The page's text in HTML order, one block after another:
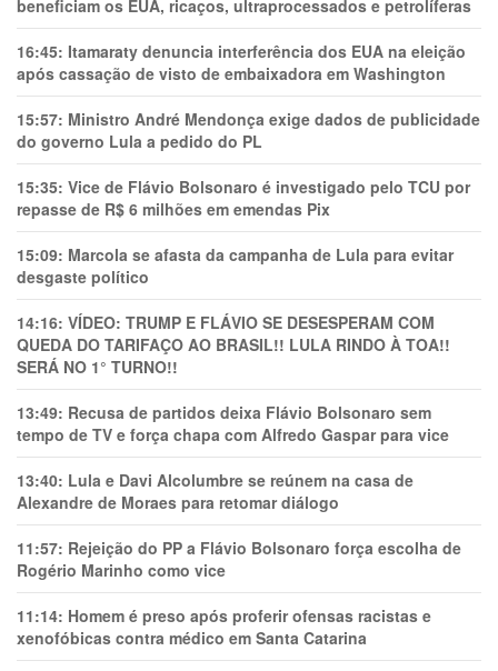
beneficiam os EUA, ricaços, ultraprocessados e petrolíferas
16:45: Itamaraty denuncia interferência dos EUA na eleição
após cassação de visto de embaixadora em Washington
15:57: Ministro André Mendonça exige dados de publicidade
do governo Lula a pedido do PL
15:35: Vice de Flávio Bolsonaro é investigado pelo TCU por
repasse de R$ 6 milhões em emendas Pix
15:09: Marcola se afasta da campanha de Lula para evitar
desgaste político
14:16: VÍDEO: TRUMP E FLÁVIO SE DESESPERAM COM
QUEDA DO TARIFAÇO AO BRASIL!! LULA RINDO À TOA!!
SERÁ NO 1° TURNO!!
13:49: Recusa de partidos deixa Flávio Bolsonaro sem
tempo de TV e força chapa com Alfredo Gaspar para vice
13:40: Lula e Davi Alcolumbre se reúnem na casa de
Alexandre de Moraes para retomar diálogo
11:57: Rejeição do PP a Flávio Bolsonaro força escolha de
Rogério Marinho como vice
11:14: Homem é preso após proferir ofensas racistas e
xenofóbicas contra médico em Santa Catarina